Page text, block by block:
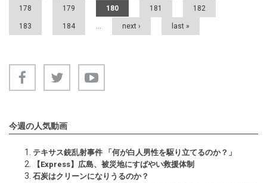
178 179 180 181 182
183 184 … next › last »
今週の人気動画
テキサス銃乱射事件 「何が白人男性を駆り立てるのか？」
【Express】広島、被災地にすばやい救援体制
石炭はクリーンになりうるのか？